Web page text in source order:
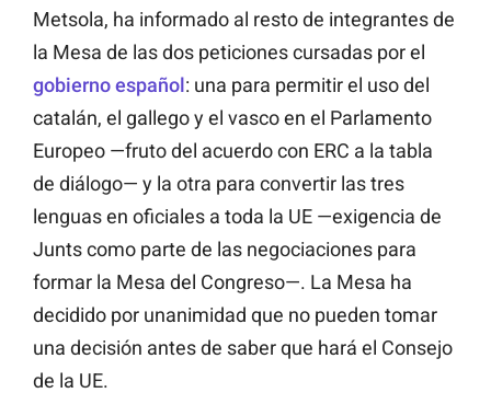
Metsola, ha informado al resto de integrantes de
la Mesa de las dos peticiones cursadas por el
gobierno español: una para permitir el uso del
catalán, el gallego y el vasco en el Parlamento
Europeo —fruto del acuerdo con ERC a la tabla
de diálogo— y la otra para convertir las tres
lenguas en oficiales a toda la UE —exigencia de
Junts como parte de las negociaciones para
formar la Mesa del Congreso—. La Mesa ha
decidido por unanimidad que no pueden tomar
una decisión antes de saber que hará el Consejo
de la UE.